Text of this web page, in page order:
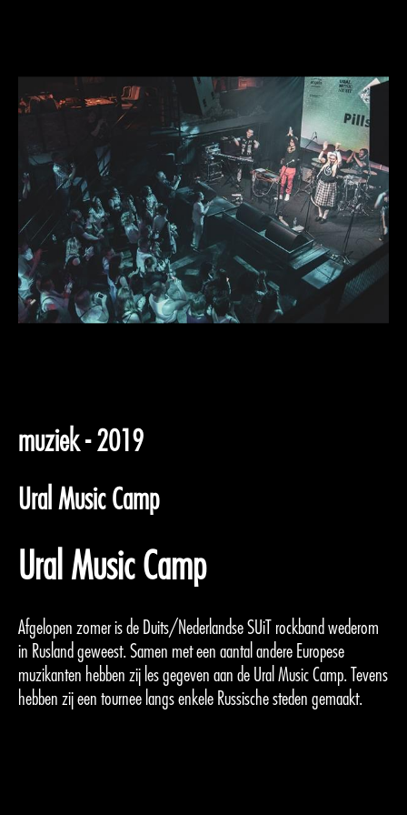
muziek - 2019
Ural Music Camp
Ural Music Camp
Afgelopen zomer is de Duits/Nederlandse SUiT rockband wederom
in Rusland geweest. Samen met een aantal andere Europese
muzikanten hebben zij les gegeven aan de Ural Music Camp. Tevens
hebben zij een tournee langs enkele Russische steden gemaakt.